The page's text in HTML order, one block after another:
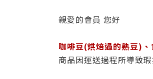
親愛的會員 您好
咖啡豆(烘焙過的熟豆)
商品因運送過程所導致